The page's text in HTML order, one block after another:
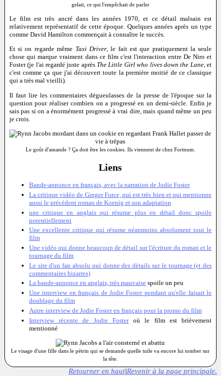
gelait, ce qui l'empêchait de parler
Le film est très ancré dans les années 1970, et ce détail malsain est
relativement représentatif de cette époque. Quelques années après un type
comme David Hamilton commençait à connaître le succès.
Et si on regarde même Taxi Driver, le fait est que pratiquement la seule
chose qui marque vraiment dans ce film c'est l'interaction entre De Niro et
Foster (je l'ai regardé juste après The Little Girl who lives down the Lane, et
c'est comme ça que j'ai découvert toute la première moitié de ce classique
qui a très mal vieilli).
Il faut lire les commentaires dégueulasses de la presse de l'époque sur la
question pour réaliser combien on a progressé en un demi-siècle. Enfin je
sais pas si on a énormément progressé à vrai dire, mais quand même un peu
je crois.
Le goût d'amande ? Ça doit être les cookies. Ils viennent de chez Fortnum.
Liens
Bande-annonce en français, avec la narration de Jodie Foster
La critique vidéo de Ginger Force, qui est très bien et qui mentionne
aussi le précédent roman de Koenig et son adaptation
une critique en anglais qui résume plus en détail donc spoile
potentiellement
Une excellente critique qui résume néanmoins absolument tout le
film
Une vidéo qui donne beaucoup de détail sur l'écriture du roman et le
tournage du film
Le site d'un fan absolu qui donne des détails sur le tournage (et des
commentaires bizarres)
La bande-annonce en anglais, très mauvaisespoile un peu
Une interview en français de Jodie Foster pendant qu'elle faisait le
doublage du film
Autre interview de Jodie Foster en français pour la promo du film
Interview récente de Jodie Fosteroù le film est brièvement
mentionné
Le visage d'une fille dans le pétrin qui se demande quelle tuile va encore lui tomber sur
la tête.
Retourner en haut|Revenir à la page principale.